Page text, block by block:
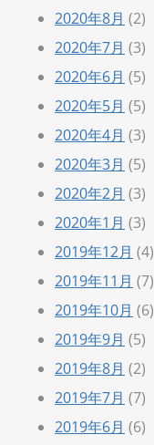
2020年8月 (2)
2020年7月 (3)
2020年6月 (5)
2020年5月 (5)
2020年4月 (3)
2020年3月 (5)
2020年2月 (3)
2020年1月 (3)
2019年12月 (4)
2019年11月 (7)
2019年10月 (6)
2019年9月 (5)
2019年8月 (2)
2019年7月 (7)
2019年6月 (6)